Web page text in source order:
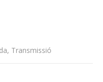
Transmissió